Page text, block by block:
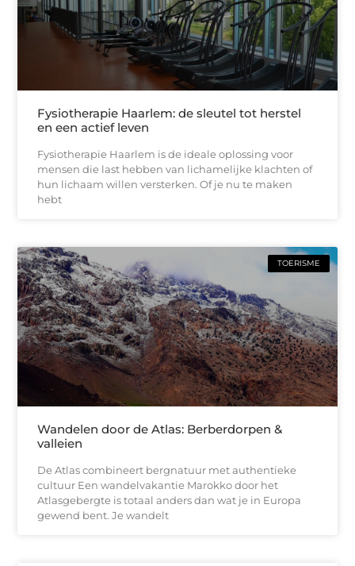
Fysiotherapie Haarlem: de sleutel tot herstel
en een actief leven
Fysiotherapie Haarlem is de ideale oplossing voor
mensen die last hebben van lichamelijke klachten of
hun lichaam willen versterken. Of je nu te maken
hebt
TOERISME
Wandelen door de Atlas: Berberdorpen &
valleien
De Atlas combineert bergnatuur met authentieke
cultuur Een wandelvakantie Marokko door het
Atlasgebergte is totaal anders dan wat je in Europa
gewend bent. Je wandelt